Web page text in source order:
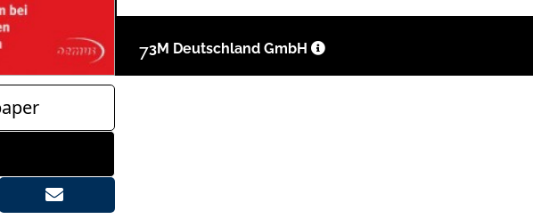
73M Deutschland GmbH